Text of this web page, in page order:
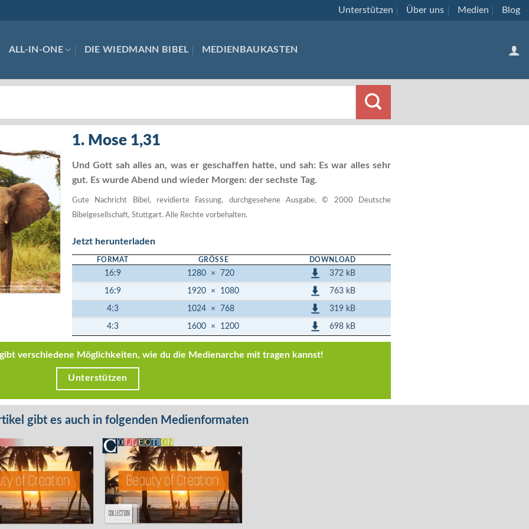
Unterstützen Über uns Medien Blog
ALL-IN-ONE DIE WIEDMANN BIBEL MEDIENBAUKASTEN
1. Mose 1,31
Und Gott sah alles an, was er geschaffen hatte, und sah: Es war alles sehr
gut. Es wurde Abend und wieder Morgen: der sechste Tag.
Gute Nachricht Bibel, revidierte Fassung, durchgesehene Ausgabe, © 2000 Deutsche
Bibelgesellschaft, Stuttgart. Alle Rechte vorbehalten.
Jetzt herunterladen
FORMAT GRÖSSE DOWNLOAD
16:9 1280 × 720 372 kB
16:9 1920 × 1080 763 kB
4:3 1024 × 768 319 kB
4:3 1600 × 1200 698 kB
verschiedene Möglichkeiten, wie du die Medienarche mit tragen kannst!
Unterstützen
gibt es auch in folgenden Medienformaten